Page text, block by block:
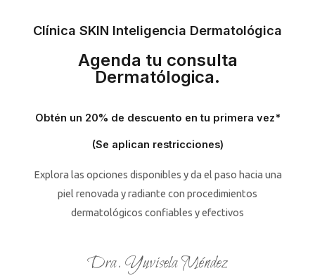
Clínica SKIN Inteligencia Dermatológica
Agenda tu consulta
Dermatólogica.
Obtén un 20% de descuento en tu primera vez*
(Se aplican restricciones)
Explora las opciones disponibles y da el paso hacia una
piel renovada y radiante con procedimientos
dermatológicos confiables y efectivos
Dra. Yuvisela Méndez